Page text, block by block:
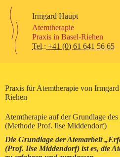
Inhalt
springen
Irmgard Haupt
Atemtherapie
Praxis in Basel-Riehen
Tel.: +41 (0) 61 641 56 65
Praxis für Atemtherapie von
Riehen
Atemtherapie auf der Grundlage
(Methode Prof. Ilse Middendorf)
Die Grundlage der Atemarbeit
(Prof. Ilse Middendorf) ist es, die